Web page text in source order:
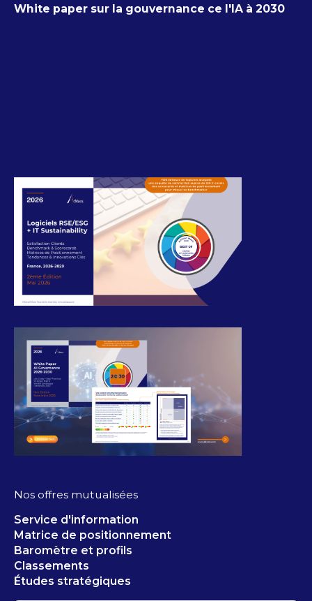
White paper sur la gouvernance ce l'IA à 2030
Nos offres mutualisées
Service d'information
Matrice de positionnement
Baromètre et profils
Classements
Études stratégiques